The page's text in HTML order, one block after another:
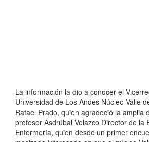
La información la dio a conocer el
Universidad de Los Andes Núcleo Valle
Rafael Prado, quien agradeció la amplia
profesor Asdrúbal Velazco Director de la
Enfermería, quien desde un primer